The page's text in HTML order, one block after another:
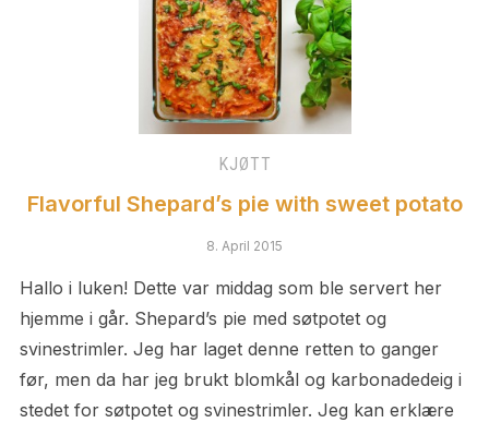
KJØTT
Flavorful Shepard’s pie with sweet potato
8. April 2015
Hallo i luken! Dette var middag som ble servert her
hjemme i går. Shepard’s pie med søtpotet og
svinestrimler. Jeg har laget denne retten to ganger
før, men da har jeg brukt blomkål og karbonadedeig i
stedet for søtpotet og svinestrimler. Jeg kan erklære